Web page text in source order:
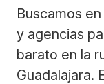
Buscamos
y agencias
barato en la
Guadalajara.